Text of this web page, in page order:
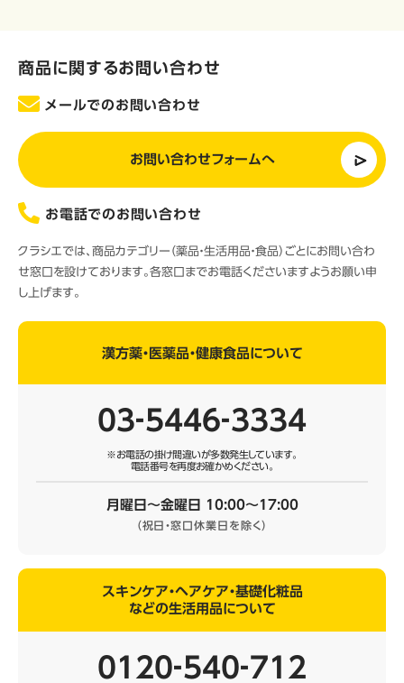
商品に関するお問い合わせ
メールでのお問い合わせ
お問い合わせフォームへ
お電話でのお問い合わせ
クラシエでは、商品カテゴリー（薬品・生活用品・食品）ごとにお問い合わ
せ窓口を設けております。各窓口までお電話くださいますようお願い申
し上げます。
漢方薬・医薬品・健康食品について
03‐5446‐3334
※お電話の掛け間違いが多数発生しています。
電話番号を再度お確かめください。
月曜日～金曜日 10:00～17:00
（祝日・窓口休業日を除く）
スキンケア・ヘアケア・基礎化粧品
などの生活用品について
0120‐540‐712